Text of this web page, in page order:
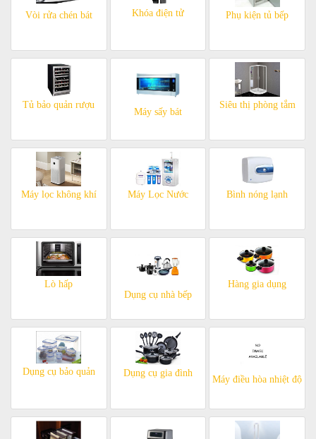
Vòi rửa chén bát Khóa điện tử Phụ kiện tủ bếp
Tủ bảo quản rượu
Máy sấy bát
Siêu thị phòng tắm
Máy lọc không khí Máy Lọc Nước Bình nóng lạnh
Lò hấp
Dụng cụ nhà bếp
Hàng gia dụng
Dụng cụ bảo quản Dụng cụ gia đình
Máy điều hòa nhiệt độ